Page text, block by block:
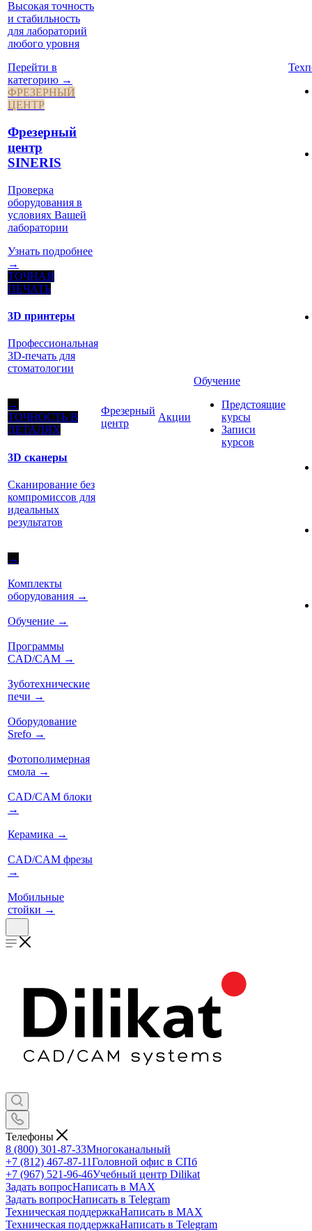
Высокая точность
и стабильность
для лабораторий
любого уровня
Перейти в
категорию →
ФРЕЗЕРНЫЙ
ЦЕНТР
Фрезерный
центр
SINERIS
Проверка
оборудования в
условиях Вашей
лаборатории
Узнать подробнее
→
ТОЧНАЯ
ПЕЧАТЬ
3D принтеры
Профессиональная
3D-печать для
стоматологии
→
ТОЧНОСТЬ В
ДЕТАЛЯХ
3D сканеры
Сканирование без
компромиссов для
идеальных
результатов
→
Комплекты
оборудования →
Обучение →
Программы
CAD/CAM →
Зуботехнические
печи →
Оборудование
Srefo →
Фотополимерная
смола →
CAD/CAM блоки
→
Керамика →
CAD/CAM фрезы
→
Мобильные
стойки →
Фрезерный
центр
Акции
Обучение
Предстоящие
курсы
Записи
курсов
Телефоны
8 (800) 301-87-33Многоканальный
+7 (812) 467-87-11Головной офис в СПб
+7 (967) 521-96-46Учебный центр Dilikat
Задать вопросНаписать в MAX
Задать вопросНаписать в Telegram
Техническая поддержкаНаписать в MAX
Техническая поддержкаНаписать в Telegram